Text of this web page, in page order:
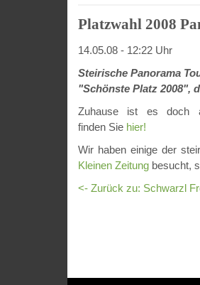
Platzwahl 2008
14.05.08 - 12:22 Uhr
Steirische Panorama
"Schönste Platz 2008",
Zuhause ist es doch
finden Sie hier!
Wir haben einige der
Kleinen Zeitung besucht,
<- Zurück zu: Schwarzl